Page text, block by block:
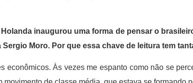
inaugurou uma forma de pensar o
Moro. Por que essa chave de leitura tem
econômicos. Às vezes me espanto como não se